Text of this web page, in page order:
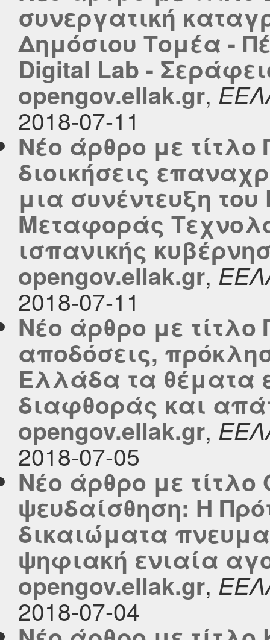
συνεργατική
Δημόσιου Τομέα -
Digital Lab -
opengov.ellak.gr,
2018-07-11
Νέο άρθρο με τίτλο
διοικήσεις
μια συνέντευξη του
Μεταφοράς
ισπανικής
opengov.ellak.gr,
2018-07-11
Νέο άρθρο με
αποδόσεις,
Ελλάδα τα θέματα
διαφθοράς και
opengov.ellak.gr,
2018-07-05
Νέο άρθρο με
ψευδαίσθηση: Η
δικαιώματα
ψηφιακή ενιαία
opengov.ellak.gr,
2018-07-04